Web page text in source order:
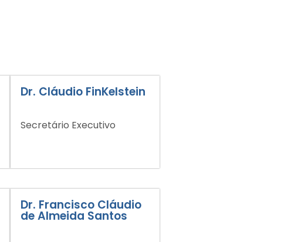
Dr. Cláudio FinKelstein
Secretário Executivo
Dr. Francisco Cláudio
de Almeida Santos